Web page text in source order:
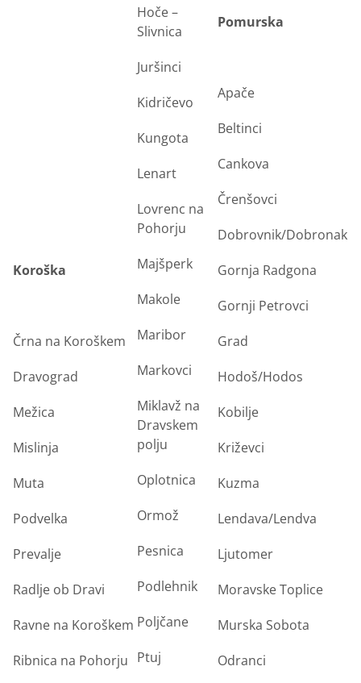
Koroška
Črna na Koroškem
Dravograd
Mežica
Mislinja
Muta
Podvelka
Prevalje
Radlje ob Dravi
Ravne na Koroškem
Ribnica na Pohorju
Hoče –
Slivnica
Juršinci
Kidričevo
Kungota
Lenart
Lovrenc na
Pohorju
Majšperk
Makole
Maribor
Markovci
Miklavž na
Dravskem
polju
Oplotnica
Ormož
Pesnica
Podlehnik
Poljčane
Ptuj
Pomurska
Apače
Beltinci
Cankova
Črenšovci
Dobrovnik/Dobronak
Gornja Radgona
Gornji Petrovci
Grad
Hodoš/Hodos
Kobilje
Križevci
Kuzma
Lendava/Lendva
Ljutomer
Moravske Toplice
Murska Sobota
Odranci